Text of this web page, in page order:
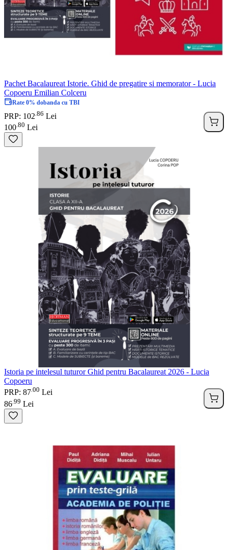
Pachet Bacalaureat Istorie. Ghid de pregatire si memorator - Lucia
Copoeru Emilian Colceru
Rate 0% dobanda cu TBI
PRP: 102 86 Lei
100 80 Lei
Istoria pe intelesul tuturor Ghid pentru Bacalaureat 2026 - Lucia
Copoeru
PRP: 87 00 Lei
86 99 Lei